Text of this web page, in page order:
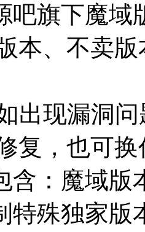
吧旗下魔
本、不卖版
出现漏洞
复，也可
含：魔域版
特殊独家